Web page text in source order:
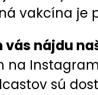
vakcína je
nájdu
na
sú